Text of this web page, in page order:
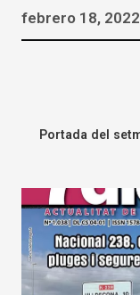
febrero 18, 2022
Portada del